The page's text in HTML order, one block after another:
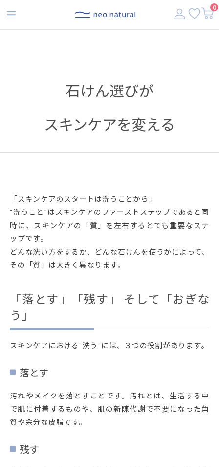
0
石けん選びが
スキンケアを変える
「スキンケアのスタートは洗うことから」
“洗うこと”はスキンケアのファーストステップであると同
時に、スキンケアの「質」を左右するとても重要なステ
ップです。
どんな洗い方をするか、どんな石けんを使うかによって、
その「質」は大きく異なります。
「落とす」「残す」 そして「おぎな
う」
スキンケアにおける“洗う”には、３つの役割があります。
落とす
汚れやメイクを落とすことです。汚れとは、生活する中
で肌に付着するものや、肌の新陳代謝で不要になった角
質や余分な皮脂です。
残す